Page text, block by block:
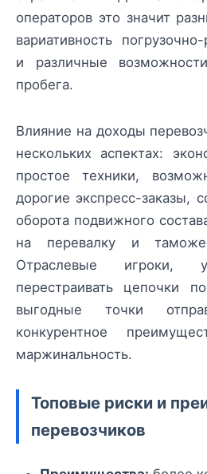
операторов это значит
вариативность
и различные
пробега.
Влияние на доходы
нескольких аспектах:
простое техники,
дорогие экспресс-заказы,
оборота подвижного
на перевалку и
Отраслевые игроки,
перестраивать цепочки
выгодные точки
конкурентное
маржинальность.
Топовые риски и
перевозчиков